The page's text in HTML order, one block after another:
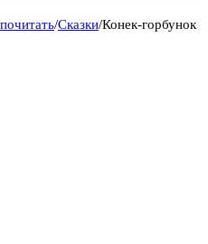
/Сказки/Конек-горбунок